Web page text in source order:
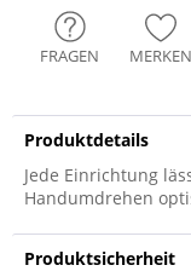
FRAGEN MERKEN
Produktdetails
Jede Einrichtung
Handumdrehen
Produktsicherheit